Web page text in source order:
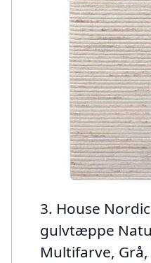
3. House
gulvtæppe
Multifarve,